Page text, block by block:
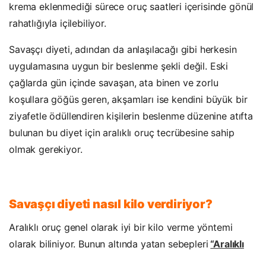
krema eklenmediği sürece oruç saatleri içerisinde gönül
rahatlığıyla içilebiliyor.
Savaşçı diyeti, adından da anlaşılacağı gibi herkesin
uygulamasına uygun bir beslenme şekli değil. Eski
çağlarda gün içinde savaşan, ata binen ve zorlu
koşullara göğüs geren, akşamları ise kendini büyük bir
ziyafetle ödüllendiren kişilerin beslenme düzenine atıfta
bulunan bu diyet için aralıklı oruç tecrübesine sahip
olmak gerekiyor.
Savaşçı diyeti nasıl kilo verdiriyor?
Aralıklı oruç genel olarak iyi bir kilo verme yöntemi
olarak biliniyor. Bunun altında yatan sebepleri “Aralıklı